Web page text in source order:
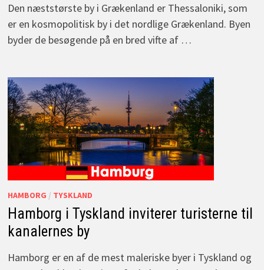
Den næststørste by i Grækenland er Thessaloniki, som
er en kosmopolitisk by i det nordlige Grækenland. Byen
byder de besøgende på en bred vifte af …
HAMBORG / TYSKLAND
Hamborg i Tyskland inviterer turisterne til
kanalernes by
Hamborg er en af de mest maleriske byer i Tyskland og